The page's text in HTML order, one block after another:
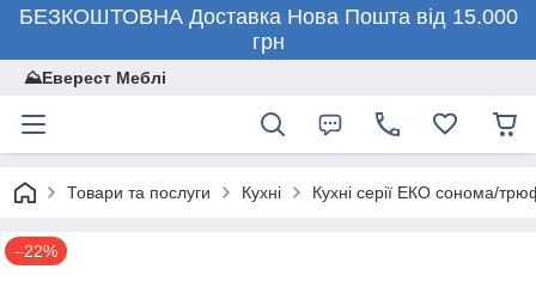
БЕЗКОШТОВНА Доставка Нова Пошта від 15.000
грн
⛰️Еверест Меблі
Товари та послуги Кухні Кухні серії ЕКО сонома/
–22%